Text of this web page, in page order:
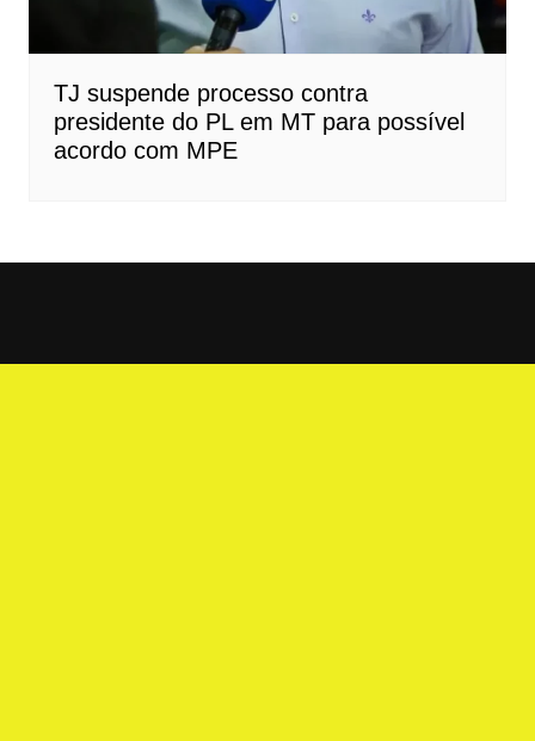
TJ suspende processo contra
presidente do PL em MT para possível
acordo com MPE